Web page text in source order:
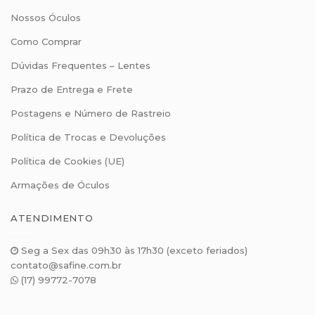
Nossos Óculos
Como Comprar
Dúvidas Frequentes – Lentes
Prazo de Entrega e Frete
Postagens e Número de Rastreio
Política de Trocas e Devoluções
Política de Cookies (UE)
Armações de Óculos
ATENDIMENTO
Seg a Sex das 09h30 às 17h30 (exceto feriados)
contato@safine.com.br
(17) 99772-7078